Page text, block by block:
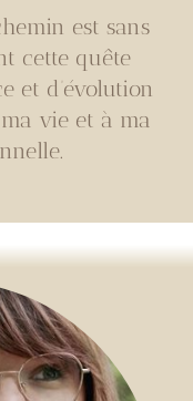
est sans
cette quête
et d’évolution
vie et à ma